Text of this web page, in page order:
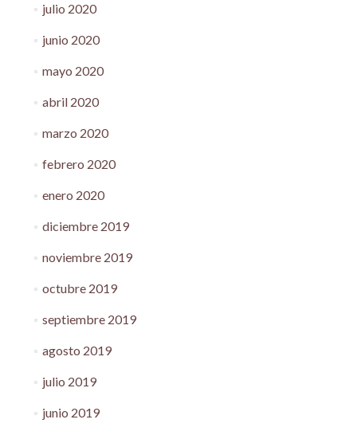
julio 2020
junio 2020
mayo 2020
abril 2020
marzo 2020
febrero 2020
enero 2020
diciembre 2019
noviembre 2019
octubre 2019
septiembre 2019
agosto 2019
julio 2019
junio 2019